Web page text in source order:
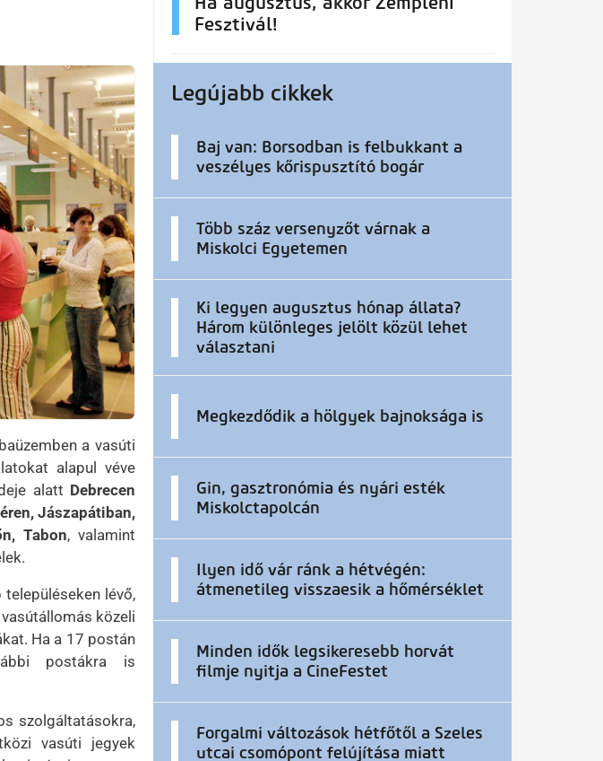
a vasúti
alapul véve
alatt Debrecen
Jászapátiban,
Tabon, valamint
lévő,
közeli
Ha a 17 postán
postákra is
szolgáltatásokra,
vasúti jegyek
Fesztivál!
Legújabb cikkek
Baj van: Borsodban is felbukkant a
veszélyes kőrispusztító bogár
Több száz versenyzőt várnak a
Miskolci Egyetemen
Ki legyen augusztus hónap állata?
Három különleges jelölt közül lehet
választani
Megkezdődik a hölgyek bajnoksága is
Gin, gasztronómia és nyári esték
Miskolctapolcán
Ilyen idő vár ránk a hétvégén:
átmenetileg visszaesik a hőmérséklet
Minden idők legsikeresebb horvát
filmje nyitja a CineFestet
Forgalmi változások hétfőtől a Szeles
utcai csomópont felújítása miatt